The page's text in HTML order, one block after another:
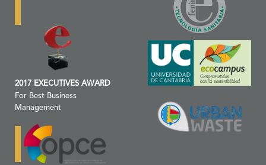
2017 EXECUTIVES AWARD
For Best Business
Management